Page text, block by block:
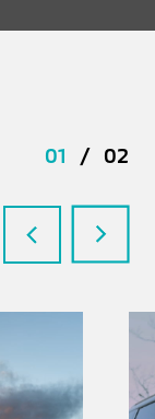
01 / 02